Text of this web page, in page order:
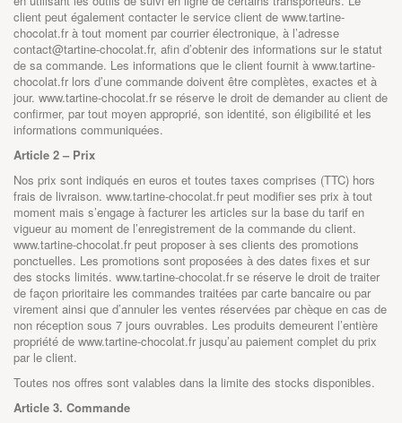
client peut également contacter le service client de www.tartine-
chocolat.fr à tout moment par courrier électronique, à l’adresse
contact@tartine-chocolat.fr, afin d’obtenir des informations sur le statut
de sa commande. Les informations que le client fournit à www.tartine-
chocolat.fr lors d’une commande doivent être complètes, exactes et à
jour. www.tartine-chocolat.fr se réserve le droit de demander au client de
confirmer, par tout moyen approprié, son identité, son éligibilité et les
informations communiquées.
Article 2 – Prix
Nos prix sont indiqués en euros et toutes taxes comprises (TTC) hors
frais de livraison. www.tartine-chocolat.fr peut modifier ses prix à tout
moment mais s’engage à facturer les articles sur la base du tarif en
vigueur au moment de l’enregistrement de la commande du client.
www.tartine-chocolat.fr peut proposer à ses clients des promotions
ponctuelles. Les promotions sont proposées à des dates fixes et sur
des stocks limités. www.tartine-chocolat.fr se réserve le droit de traiter
de façon prioritaire les commandes traitées par carte bancaire ou par
virement ainsi que d’annuler les ventes réservées par chèque en cas de
non réception sous 7 jours ouvrables. Les produits demeurent l’entière
propriété de www.tartine-chocolat.fr jusqu’au paiement complet du prix
par le client.
Toutes nos offres sont valables dans la limite des stocks disponibles.
Article 3. Commande